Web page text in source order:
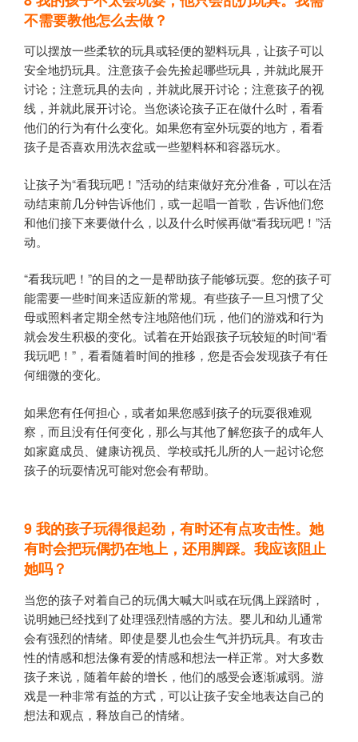
不需要教他怎么去做？
可以摆放一些柔软的玩具或轻便的塑料玩具，让孩子可以
安全地扔玩具。注意孩子会先捡起哪些玩具，并就此展开
讨论；注意玩具的去向，并就此展开讨论；注意孩子的视
线，并就此展开讨论。当您谈论孩子正在做什么时，看看
他们的行为有什么变化。如果您有室外玩耍的地方，看看
孩子是否喜欢用洗衣盆或一些塑料杯和容器玩水。
让孩子为“看我玩吧！”活动的结束做好充分准备，可以在活
动结束前几分钟告诉他们，或一起唱一首歌，告诉他们您
和他们接下来要做什么，以及什么时候再做“看我玩吧！”活
动。
“看我玩吧！”的目的之一是帮助孩子能够玩耍。您的孩子可
能需要一些时间来适应新的常规。有些孩子一旦习惯了父
母或照料者定期全然专注地陪他们玩，他们的游戏和行为
就会发生积极的变化。试着在开始跟孩子玩较短的时间“看
我玩吧！”，看看随着时间的推移，您是否会发现孩子有任
何细微的变化。
如果您有任何担心，或者如果您感到孩子的玩耍很难观
察，而且没有任何变化，那么与其他了解您孩子的成年人
如家庭成员、健康访视员、学校或托儿所的人一起讨论您
孩子的玩耍情况可能对您会有帮助。
9我的孩子玩得很起劲，有时还有点攻击性。她
有时会把玩偶扔在地上，还用脚踩。我应该阻止
她吗？
当您的孩子对着自己的玩偶大喊大叫或在玩偶上踩踏时，
说明她已经找到了处理强烈情感的方法。婴儿和幼儿通常
会有强烈的情绪。即使是婴儿也会生气并扔玩具。有攻击
性的情感和想法像有爱的情感和想法一样正常。对大多数
孩子来说，随着年龄的增长，他们的感受会逐渐减弱。游
戏是一种非常有益的方式，可以让孩子安全地表达自己的
想法和观点，释放自己的情绪。